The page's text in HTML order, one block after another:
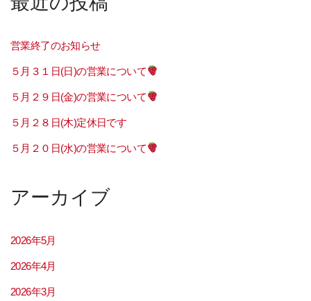
営業終了のお知らせ
５月３１日(日)の営業について
５月２９日(金)の営業について
５月２８日(木)定休日です
５月２０日(水)の営業について
アーカイブ
2026年5月
2026年4月
2026年3月